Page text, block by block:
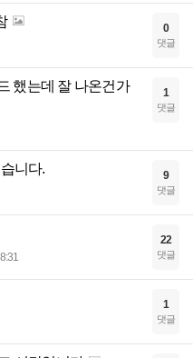
0
댓글
했는데 잘 나온건가
1
댓글
니다. 9
댓글
22
댓글
1
댓글